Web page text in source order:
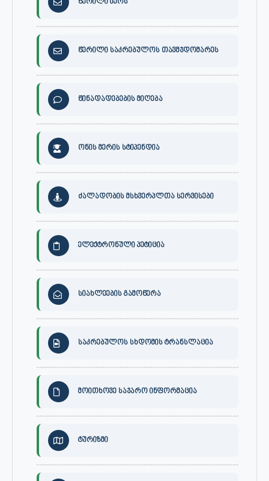
წერილი მერს
წერილი საკრებულოს თავმჯდომარეს
წინადადებების მიღება
ონის მერის სტიპენდია
ძალადობის მსხვერპლთა სერვისები
ელექტრონული პეტიცია
სიახლეების გამოწერა
საკრებულოს სხდომის ტრანსლაცია
მოითხოვე საჯარო ინფორმაცია
ტურიზმი